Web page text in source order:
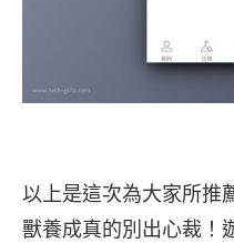
以上是這次為大家所推
獸養成真的別出心裁！